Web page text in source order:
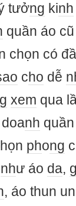
tưởng kinh
quần áo
chọn có
cho dễ
xem qua
doanh
phong
như áo da,
, áo thun